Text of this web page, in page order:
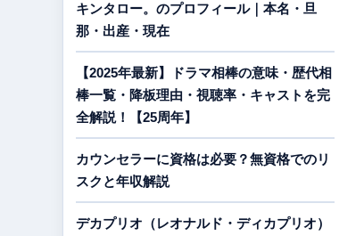
キンタロー。のプロフィール｜本名・旦
那・出産・現在
【2025年最新】ドラマ相棒の意味・歴代相
棒一覧・降板理由・視聴率・キャストを完
全解説！【25周年】
カウンセラーに資格は必要？無資格でのリ
スクと年収解説
デカプリオ（レオナルド・ディカプリオ）